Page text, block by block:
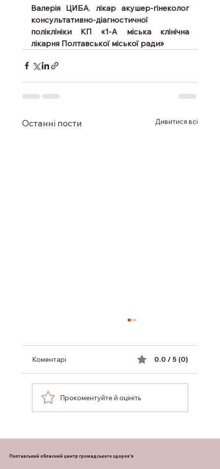
Валерія ЦИБА, лікар акушер-гінеколог
консультативно-діагностичної
поліклініки КП «1-А міська клінічна
лікарня Полтавської міської ради»
Останні пости Дивитися всі
Коментарі 0.0 / 5 (0)
Прокоментуйте й оцініть
Полтавський обласний центр громадського здоров'я